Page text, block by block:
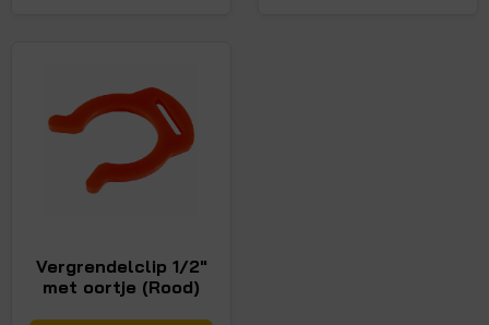
Vergrendelclip 1/2"
met oortje (Rood)